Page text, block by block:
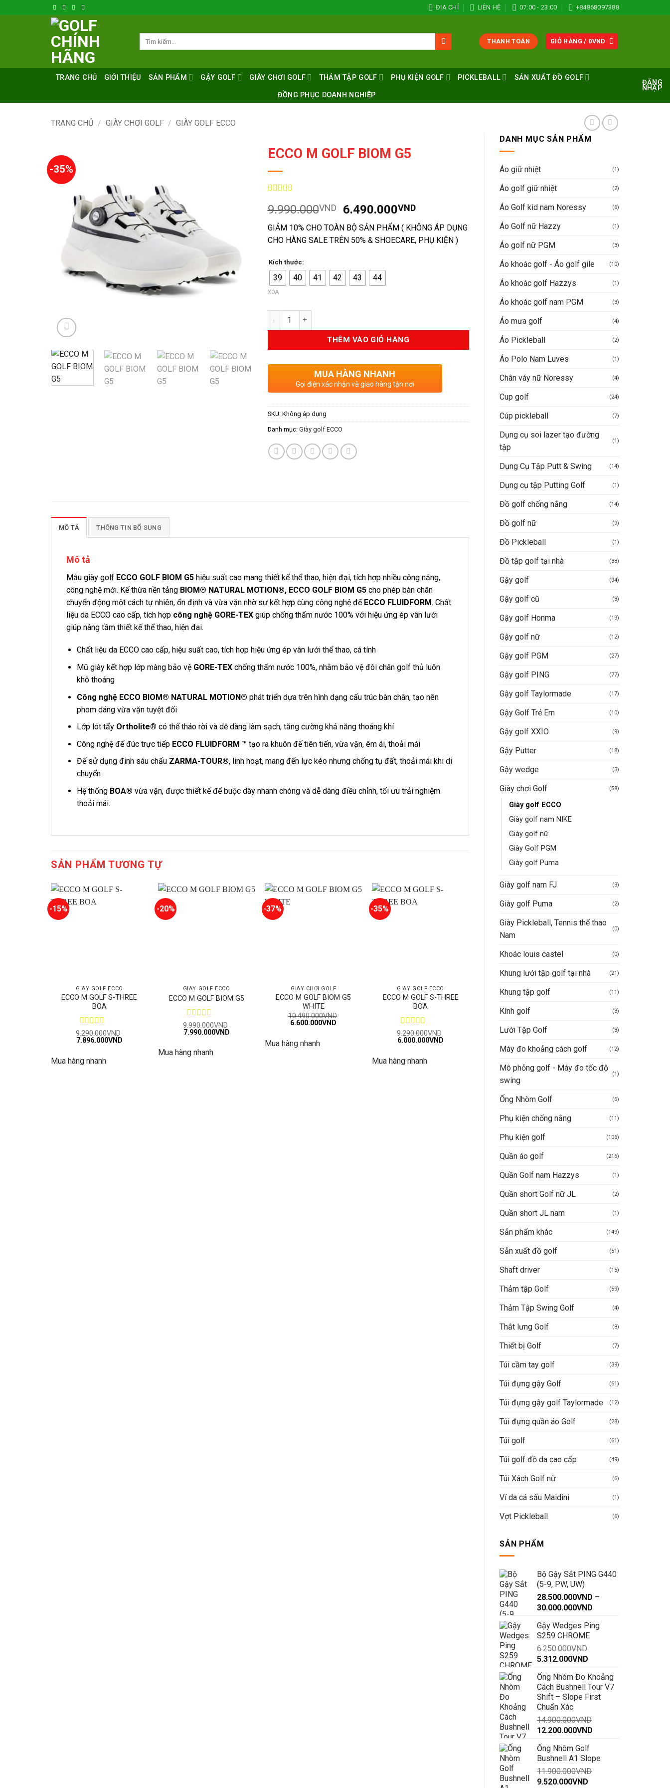
qua
ĐỊA CHỈ LIÊN HỆ 07:00 - 23:00 +84868097388
THANH TOÁN GIỎ HÀNG / 0VND
TRANG CHỦ GIỚI THIỆU SẢN PHẨM GẬY GOLF GIÀY CHƠI GOLF THẢM TẬP GOLF PHỤ KIỆN GOLF PICKLEBALL SẢN XUẤT ĐỒ GOLF
ĐỒNG PHỤC DOANH NGHIỆP
ĐĂNG
NHẬP
TRANG CHỦ / GIÀY CHƠI GOLF / GIÀY GOLF ECCO
DANH MỤC SẢN PHẨM
Áo giữ nhiệt (1)
Áo golf giữ nhiệt (2)
Áo Golf kid nam Noressy (6)
Áo Golf nữ Hazzy (1)
Áo golf nữ PGM (3)
Áo khoác golf - Áo golf gile (10)
Áo khoác golf Hazzys (1)
Áo khoác golf nam PGM (3)
Áo mưa golf (4)
Áo Pickleball (2)
Áo Polo Nam Luves (1)
Chân váy nữ Noressy (4)
Cup golf (24)
Cúp pickleball (7)
Dụng cụ soi lazer tạo đường
tập
(1)
Dụng Cụ Tập Putt & Swing (14)
Dụng cụ tập Putting Golf (1)
Đồ golf chống nắng (14)
Đồ golf nữ (9)
Đồ Pickleball (1)
Đồ tập golf tại nhà (38)
Gậy golf (94)
Gậy golf cũ (3)
Gậy golf Honma (19)
Gậy golf nữ (12)
Gậy golf PGM (27)
Gậy golf PING (77)
Gậy golf Taylormade (17)
Gậy Golf Trẻ Em (10)
Gậy golf XXIO (9)
Gậy Putter (18)
Gậy wedge (3)
Giày chơi Golf (58)
Giày golf ECCO
Giày golf nam NIKE
Giày golf nữ
Giày Golf PGM
Giày golf Puma
Giày golf nam FJ (3)
Giày golf Puma (2)
Giày Pickleball, Tennis thể thao
Nam
(0)
Khoác louis castel (0)
Khung lưới tập golf tại nhà (21)
Khung tập golf (11)
Kính golf (3)
Lưới Tập Golf (3)
Máy đo khoảng cách golf (12)
Mô phỏng golf - Máy đo tốc độ
swing
(1)
Ống Nhòm Golf (6)
Phụ kiện chống nắng (11)
Phụ kiện golf (106)
Quần áo golf (216)
Quần Golf nam Hazzys (1)
Quần short Golf nữ JL (2)
Quần short JL nam (1)
Sản phẩm khác (149)
Sản xuất đồ golf (51)
Shaft driver (15)
Thảm tập Golf (59)
Thảm Tập Swing Golf (4)
Thắt lưng Golf (8)
Thiết bị Golf (7)
Túi cầm tay golf (39)
Túi đựng gậy Golf (61)
Túi đựng gậy golf Taylormade (12)
Túi đựng quần áo Golf (28)
Túi golf (61)
Túi golf đồ da cao cấp (49)
Túi Xách Golf nữ (6)
Ví da cá sấu Maidini (1)
Vợt Pickleball (6)
SẢN PHẨM
Bộ Gậy Sắt PING G440
(5-9, PW, UW)
28.500.000VND –
30.000.000VND
từ
Gậy Wedges Ping
S259 CHROME
6.250.000VND
Giá
là:
6.250.000VND.
5.312.000VND
tại
là:
5.312.000VND.
Ống Nhòm Đo Khoảng
Cách Bushnell Tour V7
Shift – Slope First
Chuẩn Xác
14.900.000VND
Giá
là:
14.900.000VND.
12.200.000VND
là:
Ống Nhòm Golf
Bushnell A1 Slope
11.900.000VND
Giá
9.520.000VND
-35%
ECCO M GOLF BIOM G5
trênđánh
giá
9.990.000VND
Giá
gốc
là:
9.990.000VND.
6.490.000VNDGiá
hiện
tại
là:
GIẢM 10% CHO TOÀN BỘ SẢN PHẨM ( KHÔNG ÁP DỤNG
CHO HÀNG SALE TRÊN 50% & SHOECARE, PHỤ KIỆN )
Kích thước:
39 40 41 42 43 44
XÓA
Số lượng
THÊM VÀO GIỎ HÀNG
MUA HÀNG NHANH
Gọi điện xác nhận và giao hàng tận nơi
SKU: Không áp dụng
Danh mục: Giày golf ECCO
MÔ TẢ THÔNG TIN BỔ SUNG
Mô tả
Mẫu giày golf ECCO GOLF BIOM G5 hiệu suất cao mang thiết kế thể thao, hiện đại, tích hợp nhiều công năng,
công nghệ mới. Kế thừa nền tảng BIOM® NATURAL MOTION®, ECCO GOLF BIOM G5 cho phép bàn chân
chuyển động một cách tự nhiên, ổn định và vừa vặn nhờ sự kết hợp cùng công nghệ đế ECCO FLUIDFORM. Chất
liệu da ECCO cao cấp, tích hợp công nghệ GORE-TEX giúp chống thấm nước 100% với hiệu ứng ép vân lưới
giúp nâng tầm thiết kế thể thao, hiện đai.
Chất liệu da ECCO cao cấp, hiệu suất cao, tích hợp hiệu ứng ép vân lưới thể thao, cá tính
Mũ giày kết hợp lớp màng bảo vệ GORE-TEXchống thấm nước 100%, nhằm bảo vệ đôi chân golf thủ luôn
khô thoáng
Công nghệ ECCO BIOM® NATURAL MOTION® phát triển dựa trên hình dạng cấu trúc bàn chân, tạo nên
phom dáng vừa vặn tuyệt đối
Lớp lót tẩy Ortholite® có thể tháo rời và dễ dàng làm sạch, tăng cường khả năng thoáng khí
Công nghệ đế đúc trực tiếp ECCO FLUIDFORM ™ tạo ra khuôn đế tiên tiến, vừa vặn, êm ái, thoải mái
Đế sử dụng đinh sáu chấu ZARMA-TOUR®, linh hoạt, mang đến lực kéo nhưng chống tụ đất, thoải mái khi di
chuyển
Hệ thống BOA® vừa vặn, được thiết kế để buộc dây nhanh chóng và dễ dàng điều chỉnh, tối ưu trải nghiệm
thoải mái.
SẢN PHẨM TƯƠNG TỰ
-15%
GIÀY GOLF ECCO
ECCO M GOLF S-THREE
BOA
Được xếp
hạng55 sao
9.290.000VND
Giá
9.290.000VND.
7.896.000VNDGiá
Mua hàng nhanh
-20%
GIÀY GOLF ECCO
ECCO M GOLF BIOM G5
Được xếp
hạng55 sao
9.990.000VND
Giá
9.990.000VND.
7.990.000VNDGiá
Mua hàng nhanh
-37%
GIÀY CHƠI GOLF
ECCO M GOLF BIOM G5
WHITE
10.490.000VND
Giá
10.490.000VND.
6.600.000VND
Mua hàng nhanh
-35%
GIÀY GOLF ECCO
ECCO M GOLF S-THREE
BOA
Được xếp
hạng55 sao
9.290.000VND
Giá
9.290.000VND.
6.000.000VND
Mua hàng nhanh
GIÀY CHƠI GOLF
ECCO M GOLF BIOM H4
WHITE GRAVEL
10.290.000
gốc
10.290.000VND.
6.900.000VND.
GIÀY GOLF ECCO
hạng
8.790.000
Giá
là:
8.790.000VND.
7.471.000
Mua hàng nhanh